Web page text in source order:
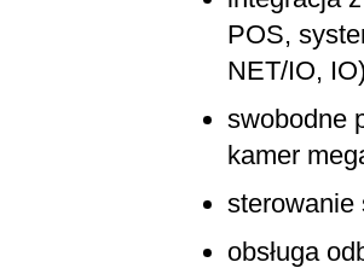
POS,
NET/IO,
swobodne
kamer
sterowanie
obsługa